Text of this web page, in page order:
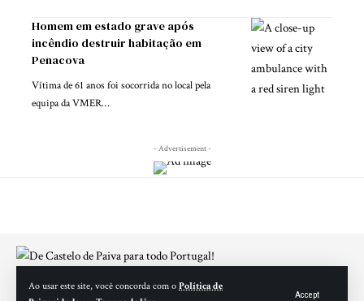
Ao usar este site, você concorda com o Política de
Accept
Homem em estado grave após
incêndio destruir habitação em
Penacova
Vítima de 61 anos foi socorrida no local pela
equipa da VMER…
- Advertisement -